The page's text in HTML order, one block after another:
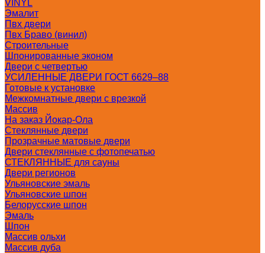
VINYL
Эмалит
Пвх двери
Пвх Браво (винил)
Строительные
Шпонированные эконом
Двери с четвертью
УСИЛЕННЫЕ ДВЕРИ ГОСТ 6629–88
Готовые к установке
Межкомнатные двери с врезкой
Массив
На заказ Йокар-Ола
Стеклянные двери
Прозрачные матовые двери
Двери стеклянные с фотопечатью
СТЕКЛЯННЫЕ для сауны
Двери регионов
Ульяновские эмаль
Ульяновские шпон
Белорусские шпон
Эмаль
Шпон
Массив ольхи
Массив дуба